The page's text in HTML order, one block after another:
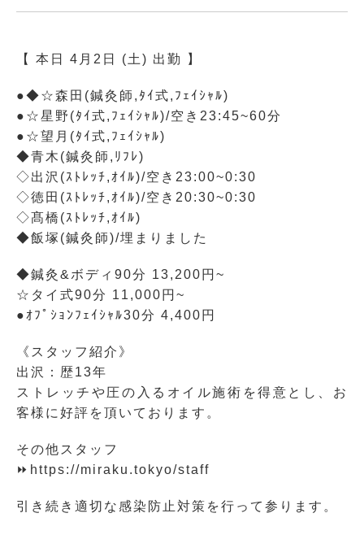
【 本日 4月2日 (土) 出勤 】
●◆☆森田(鍼灸師,ﾀｲ式,ﾌｪｲｼｬﾙ)
●☆星野(ﾀｲ式,ﾌｪｲｼｬﾙ)/空き23:45~60分
●☆望月(ﾀｲ式,ﾌｪｲｼｬﾙ)
◆青木(鍼灸師,ﾘﾌﾚ)
◇出沢(ｽﾄﾚｯﾁ,ｵｲﾙ)/空き23:00~0:30
◇徳田(ｽﾄﾚｯﾁ,ｵｲﾙ)/空き20:30~0:30
◇髙橋(ｽﾄﾚｯﾁ,ｵｲﾙ)
◆飯塚(鍼灸師)/埋まりました
◆鍼灸&ボディ90分 13,200円~
☆タイ式90分 11,000円~
●ｵﾌﾟｼｮﾝﾌｪｲｼｬﾙ30分 4,400円
《スタッフ紹介》
出沢：歴13年
ストレッチや圧の入るオイル施術を得意とし、お
客様に好評を頂いております。
その他スタッフ
⏩https://miraku.tokyo/staff
引き続き適切な感染防止対策を行って参ります。